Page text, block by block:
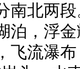
北两段
泊，浮
飞流瀑